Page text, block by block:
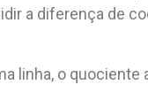
a diferença de
linha, o